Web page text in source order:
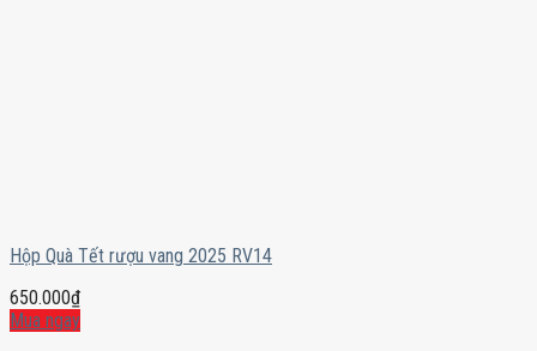
Hộp Quà Tết rượu vang 2025 RV14
650.000₫
Mua ngay